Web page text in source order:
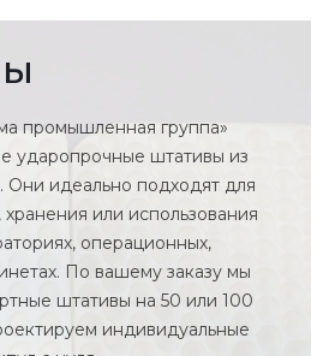
промышленная группа»
ударопрочные штативы из
Они идеально подходят для
или использования
операционных,
По вашему заказу мы
штативы на 50 или 100
индивидуальные